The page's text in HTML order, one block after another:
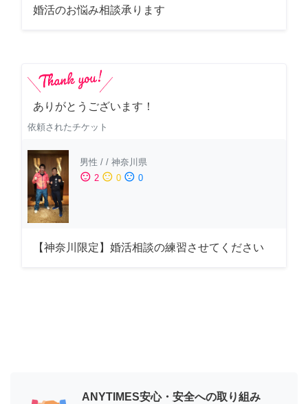
婚活のお悩み相談承ります
ありがとうございます！
依頼されたチケット
男性 / / 神奈川県
sentiment_satisfied 2 sentiment_neutral 0 sentiment_dissatisfied 0
【神奈川限定】婚活相談の練習させてください
ANYTIMES安心・安全への取り組み